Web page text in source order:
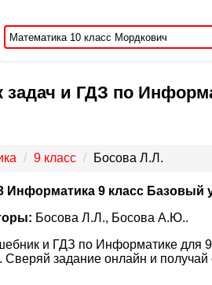
задач и ГДЗ по
9 класс Босова Л.Л.
Информатика 9 класс Базовый
Босова Л.Л., Босова А.Ю..
и ГДЗ по Информатике для
задание онлайн и получай